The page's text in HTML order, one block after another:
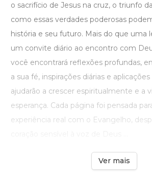
o sacrifício de Jesus na cruz, o triunfo
como essas verdades poderosas
história e seu futuro. Mais do que uma
um convite diário ao encontro com
você encontrará reflexões profundas,
a sua fé, inspirações diárias e
ajudarão a crescer espiritualmente e a
esperança. Cada página foi pensada
experiência real com o Evangelho,
Ver mais